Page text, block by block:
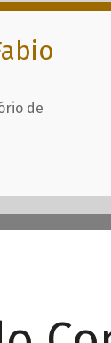
de